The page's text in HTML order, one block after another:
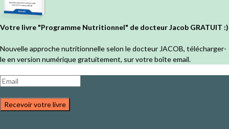
Votre livre "Programme Nutritionnel" de docteur Jacob GRATUIT :)
Nouvelle approche nutritionnelle selon le docteur JACOB, télécharger-
le en version numérique gratuitement, sur votre boîte email.
Recevoir votre livre